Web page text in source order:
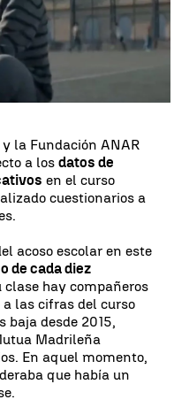
11:13
Linkedin
la Fundación ANAR
a los datos de
en el curso
cuestionarios a
acoso escolar en este
de cada diez
clase hay compañeros
las cifras del curso
baja desde 2015,
Madrileña
En aquel momento,
que había un